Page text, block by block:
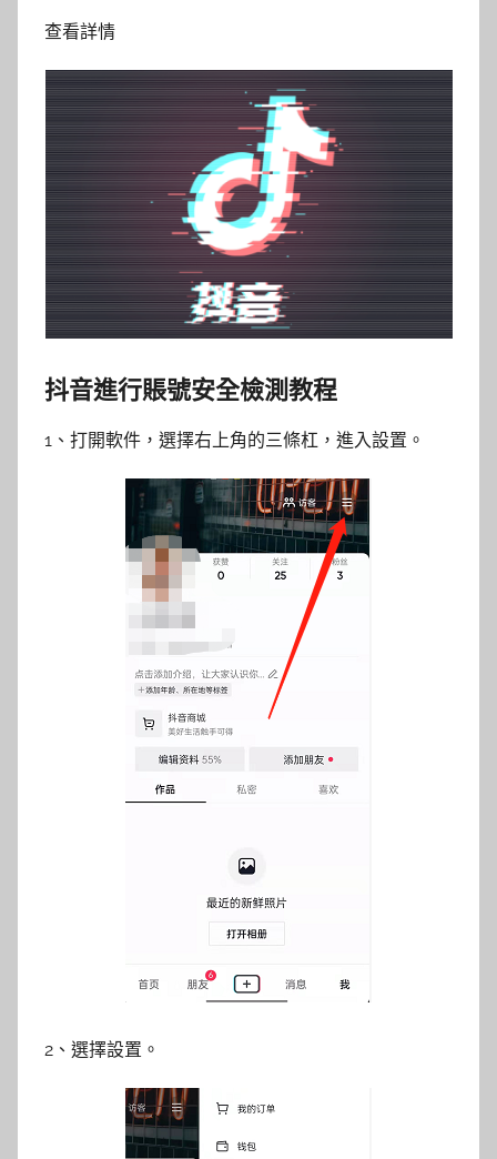
查看詳情
抖音進行賬號安全檢測教程
1、打開軟件，選擇右上角的三條杠，進入設置。
2、選擇設置。